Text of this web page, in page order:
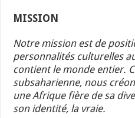
MISSION
Notre mission est de
personnalités culturelles
contient le monde entier.
subsaharienne, nous
une Afrique fière de sa
son identité, la vraie.